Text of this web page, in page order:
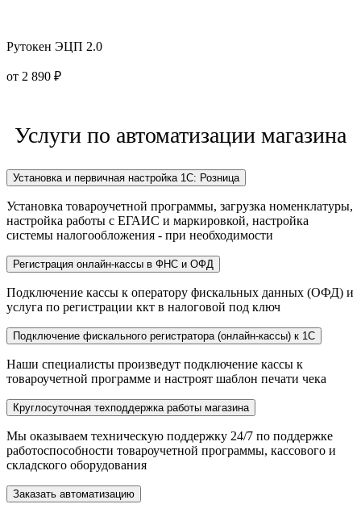
Рутокен ЭЦП 2.0
от 2 890 ₽
Услуги по автоматизации магазина
Установка и первичная настройка 1С: Розница
Установка товароучетной программы, загрузка номенклатуры,
настройка работы с ЕГАИС и маркировкой, настройка
системы налогообложения - при необходимости
Регистрация онлайн-кассы в ФНС и ОФД
Подключение кассы к оператору фискальных данных (ОФД) и
услуга по регистрации ккт в налоговой под ключ
Подключение фискального регистратора (онлайн-кассы) к 1С
Наши специалисты произведут подключение кассы к
товароучетной программе и настроят шаблон печати чека
Круглосуточная техподдержка работы магазина
Мы оказываем техническую поддержку 24/7 по поддержке
работоспособности товароучетной программы, кассового и
складского оборудования
Заказать автоматизацию